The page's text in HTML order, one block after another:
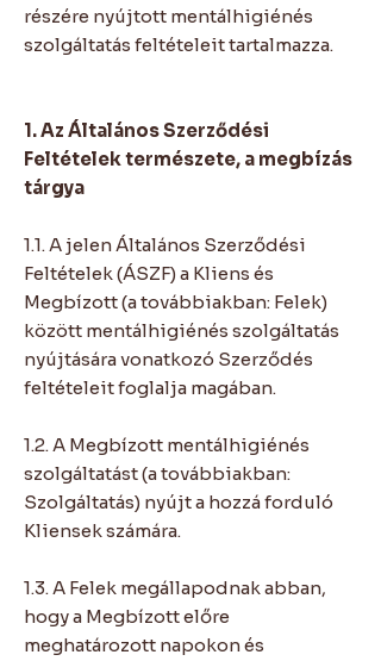
részére nyújtott mentálhigiénés
szolgáltatás feltételeit tartalmazza.
1. Az Általános Szerződési
Feltételek természete, a megbízás
tárgya
1.1. A jelen Általános Szerződési
Feltételek (ÁSZF) a Kliens és
Megbízott (a továbbiakban: Felek)
között mentálhigiénés szolgáltatás
nyújtására vonatkozó Szerződés
feltételeit foglalja magában.
1.2. A Megbízott mentálhigiénés
szolgáltatást (a továbbiakban:
Szolgáltatás) nyújt a hozzá forduló
Kliensek számára.
1.3. A Felek megállapodnak abban,
hogy a Megbízott előre
meghatározott napokon és